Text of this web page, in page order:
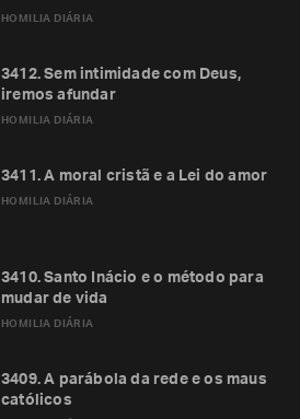
HOMILIA DIÁRIA
HOMILIA DIÁRIA
3412. Sem intimidade com Deus,
iremos afundar
HOMILIA DIÁRIA
3411. A moral cristã e a Lei do amor
HOMILIA DIÁRIA
3410. Santo Inácio e o método para
mudar de vida
3409. A parábola da rede e os maus
católicos